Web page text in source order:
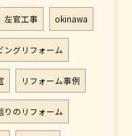
左官工事 okinawa
ングリフォーム
リフォーム事例
りのリフォーム